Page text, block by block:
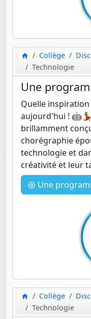
Collège
Technologie
Une
Quelle
aujourd'hui !
brillamment
chorégraphie
technologie et
créativité et leur
Une
Collège
Technologie